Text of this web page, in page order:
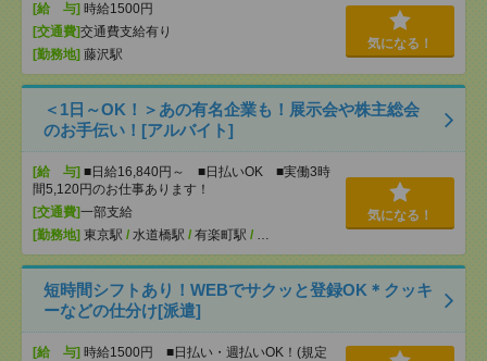
[給 与] 時給1500円
[交通費]交通費支給有り
[勤務地] 藤沢駅
気になる！
＜1日～OK！＞あの有名企業も！展示会や株主総会
のお手伝い！[アルバイト]
[給 与] ■日給16,840円～ ■日払いOK ■実働3時
間5,120円のお仕事あります！
[交通費]一部支給
[勤務地] 東京駅 / 水道橋駅 / 有楽町駅 / …
気になる！
短時間シフトあり！WEBでサクッと登録OK＊クッキ
ーなどの仕分け[派遣]
[給 与] 時給1500円 ■日払い・週払いOK！(規定